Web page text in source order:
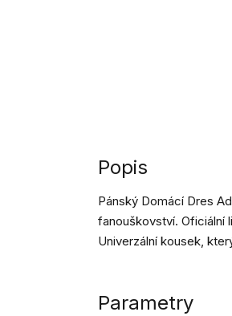
Popis
Pánský Domácí Dres
fanouškovství. Oficiální
Univerzální kousek,
Parametry